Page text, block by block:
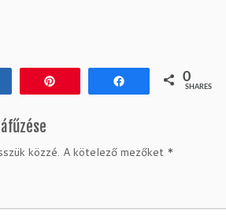
0
SHARES
közzé. A kötelező mezőket *